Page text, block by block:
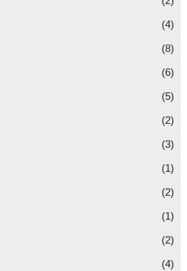
(4)
(8)
(6)
(5)
(2)
(3)
(1)
(2)
(1)
(2)
(4)